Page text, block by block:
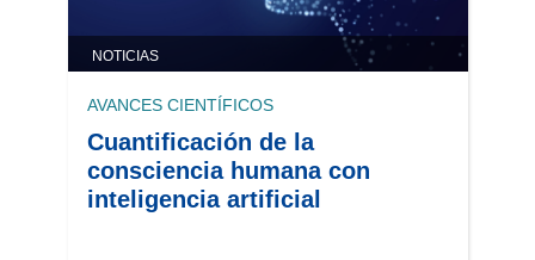
NOTICIAS
AVANCES CIENTÍFICOS
Cuantificación de la
consciencia humana con
inteligencia artificial